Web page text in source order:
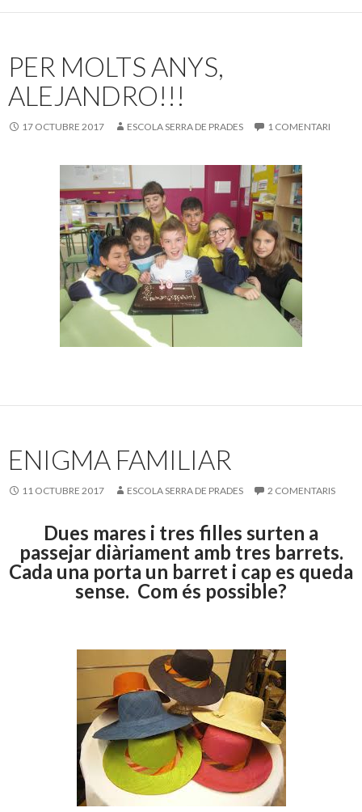
PER MOLTS ANYS,
ALEJANDRO!!!
17 OCTUBRE 2017 ESCOLA SERRA DE PRADES 1 COMENTARI
ENIGMA FAMILIAR
11 OCTUBRE 2017 ESCOLA SERRA DE PRADES 2 COMENTARIS
Dues mares i tres filles surten a
passejar diàriament amb tres barrets.
Cada una porta un barret i cap es queda
sense. Com és possible?